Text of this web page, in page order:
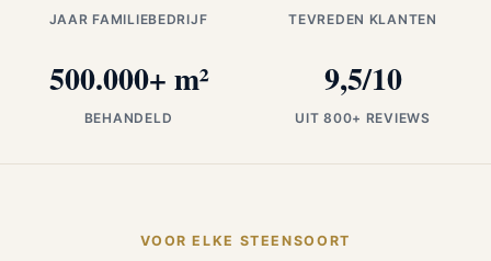
JAAR FAMILIEBEDRIJF TEVREDEN KLANTEN
500.000+ m²
BEHANDELD
9,5/10
UIT 800+ REVIEWS
VOOR ELKE STEENSOORT